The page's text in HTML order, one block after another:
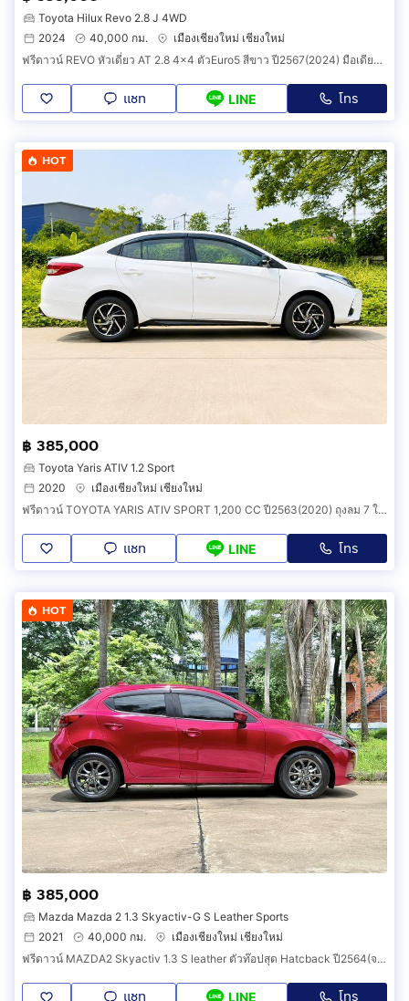
Toyota Hilux Revo 2.8 J 4WD
2024
40,000 กม.
เมืองเชียงใหม่ เชียงใหม่
ฟรีดาวน์ REVO หัวเดี่ยว AT 2.8 4x4 ตัวEuro5 สีขาว ปี2567(2024) มือเดียวเชียงใหม่ วิ่งเพียง 40,000 กม. รถบ้านเดิมๆ ไม่ได้ใช้บรรทุกหนัก.
แชท LINE โทร
HOT
฿ 385,000
Toyota Yaris ATIV 1.2 Sport
2020
เมืองเชียงใหม่ เชียงใหม่
ฟรีดาวน์ TOYOTA YARIS ATIV SPORT 1,200 CC ปี2563(2020) ถุงลม 7 ใบสวยมาก วิ่งเพียง 70,000 กม.สีขาว.
แชท LINE โทร
HOT
฿ 385,000
Mazda Mazda 2 1.3 Skyactiv-G S Leather Sports
2021
40,000 กม.
เมืองเชียงใหม่ เชียงใหม่
ฟรีดาวน์ MAZDA2 Skyactiv 1.3 S leather ตัวท๊อปสุด Hatcback ปี2564(จดทะเบียน2021) วิ่งเพียง 40,000 กม. มือเดียวป้ายแดงออกเชียงใหม่ สีแดง.
LINE